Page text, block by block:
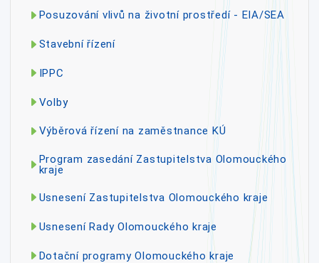
Posuzování vlivů na životní prostředí - EIA/SEA
Stavební řízení
IPPC
Volby
Výběrová řízení na zaměstnance KÚ
Program zasedání Zastupitelstva Olomouckého
kraje
Usnesení Zastupitelstva Olomouckého kraje
Usnesení Rady Olomouckého kraje
Dotační programy Olomouckého kraje